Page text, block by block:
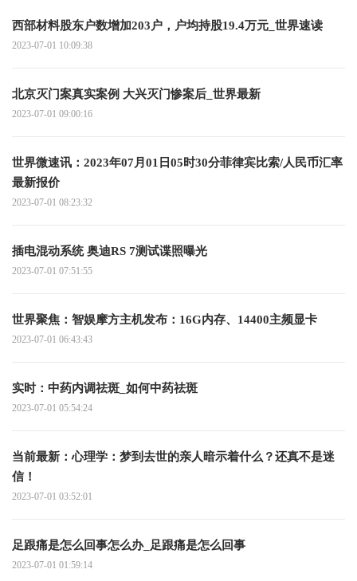
西部材料股东户数增加203户，户均持股19.4万元_世界速读
2023-07-01 10:09:38
北京灭门案真实案例 大兴灭门惨案后_世界最新
2023-07-01 09:00:16
世界微速讯：2023年07月01日05时30分菲律宾比索/人民币汇率
最新报价
2023-07-01 08:23:32
插电混动系统 奥迪RS 7测试谍照曝光
2023-07-01 07:51:55
世界聚焦：智娱摩方主机发布：16G内存、14400主频显卡
2023-07-01 06:43:43
实时：中药内调祛斑_如何中药祛斑
2023-07-01 05:54:24
当前最新：心理学：梦到去世的亲人暗示着什么？还真不是迷
信！
2023-07-01 03:52:01
足跟痛是怎么回事怎么办_足跟痛是怎么回事
2023-07-01 01:59:14